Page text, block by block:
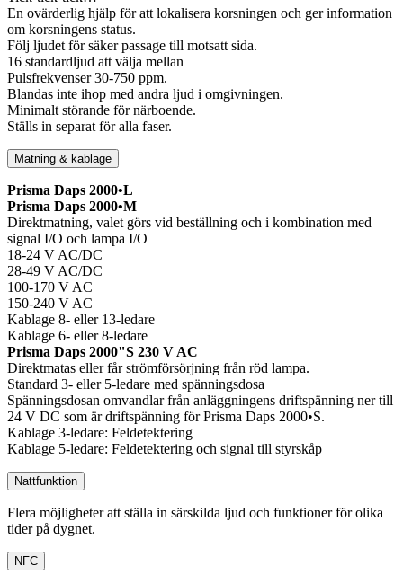
En ovärderlig hjälp för att lokalisera korsningen och ger information
om korsningens status.
Följ ljudet för säker passage till motsatt sida.
16 standardljud att välja mellan
Pulsfrekvenser 30-750 ppm.
Blandas inte ihop med andra ljud i omgivningen.
Minimalt störande för närboende.
Ställs in separat för alla faser.
Matning & kablage
Prisma Daps 2000•L
Prisma Daps 2000•M
Direktmatning, valet görs vid beställning och i kombination med
signal I/O och lampa I/O
18-24 V AC/DC
28-49 V AC/DC
100-170 V AC
150-240 V AC
Kablage 8- eller 13-ledare
Kablage 6- eller 8-ledare
Prisma Daps 2000"S 230 V AC
Direktmatas eller får strömförsörjning från röd lampa.
Standard 3- eller 5-ledare med spänningsdosa
Spänningsdosan omvandlar från anläggningens driftspänning ner till
24 V DC som är driftspänning för Prisma Daps 2000•S.
Kablage 3-ledare: Feldetektering
Kablage 5-ledare: Feldetektering och signal till styrskåp
Nattfunktion
Flera möjligheter att ställa in särskilda ljud och funktioner för olika
tider på dygnet.
NFC